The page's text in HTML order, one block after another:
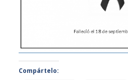
Compártelo: